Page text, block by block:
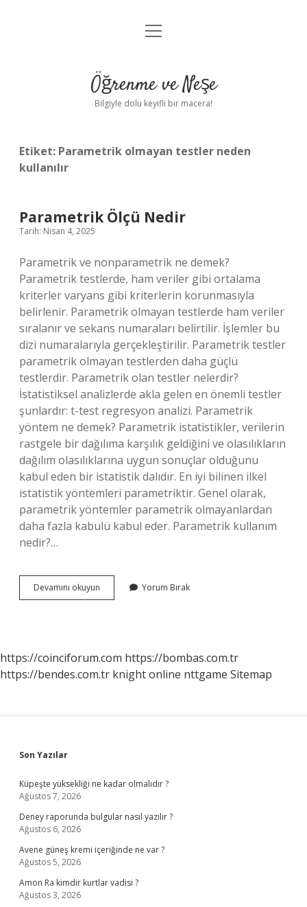
Anasayfa
Yasal Uyarı
menüyü
Öğrenme ve Neşe
Bilgiyle dolu keyifli bir macera!
Etiket: Parametrik olmayan testler neden
kullanılır
Parametrik Ölçü Nedir
Tarih: Nisan 4, 2025
Parametrik ve nonparametrik ne demek?
Parametrik testlerde, ham veriler gibi ortalama
kriterler varyans gibi kriterlerin korunmasıyla
belirlenir. Parametrik olmayan testlerde ham veriler
sıralanır ve sekans numaraları belirtilir. İşlemler bu
dizi numaralarıyla gerçekleştirilir. Parametrik testler
parametrik olmayan testlerden daha güçlü
testlerdir. Parametrik olan testler nelerdir?
İstatistiksel analizlerde akla gelen en önemli testler
şunlardır: t-test regresyon analizi. Parametrik
yöntem ne demek? Parametrik istatistikler, verilerin
rastgele bir dağılıma karşılık geldiğini ve olasılıkların
dağılım olasılıklarına uygun sonuçlar olduğunu
kabul eden bir istatistik dalıdır. En iyi bilinen ilkel
istatistik yöntemleri parametriktir. Genel olarak,
parametrik yöntemler parametrik olmayanlardan
daha fazla kabulü kabul eder. Parametrik kullanım
nedir?…
Devamını okuyun Parametrik
Ölçü
Yorum Bırak
https://coinciforum.com https://bombas.com.tr
https://bendes.com.tr knight online nttgame Sitemap
Sidebar
Son Yazılar
Küpeşte yüksekliği ne kadar olmalıdır ?
Ağustos 7, 2026
Deney raporunda bulgular nasıl yazılır ?
Ağustos 6, 2026
Avene güneş kremi içeriğinde ne var ?
Ağustos 5, 2026
Amon Ra kimdir kurtlar vadisi ?
Ağustos 3, 2026